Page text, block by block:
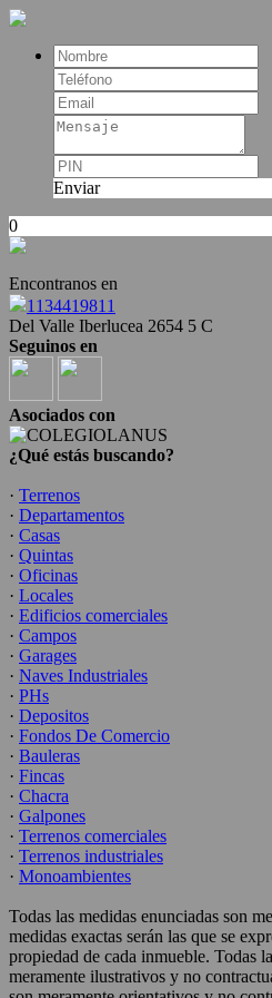
Enviar
0
Encontranos en
1134419811
Del Valle Iberlucea 2654 5 C
Seguinos en
Asociados con
¿Qué estás buscando?
· Terrenos
· Departamentos
· Casas
· Quintas
· Oficinas
· Locales
· Edificios comerciales
· Campos
· Garages
· Naves Industriales
· PHs
· Depositos
· Fondos De Comercio
· Bauleras
· Fincas
· Chacra
· Galpones
· Terrenos comerciales
· Terrenos industriales
· Monoambientes
Todas las medidas enunciadas son
medidas exactas serán las que se
propiedad de cada inmueble. Todas
meramente ilustrativos y no